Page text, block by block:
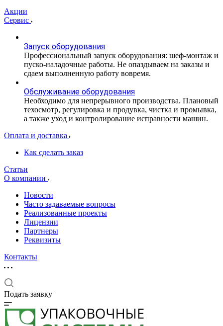
Акции
Сервис
Запуск оборудования
Профессиональный запуск оборудования: шеф-монтаж и
пуско-наладочные работы. Не опаздываем на заказы и
сдаем выполненную работу вовремя.
Обслуживание оборудования
Необходимо для непрерывного производства. Плановый
техосмотр, регулировка и продувка, чистка и промывка,
а также уход и контролирование исправности машин.
Оплата и доставка
Как сделать заказ
Статьи
О компании
Новости
Часто задаваемые вопросы
Реализованные проекты
Лицензии
Партнеры
Реквизиты
Контакты
Подать заявку